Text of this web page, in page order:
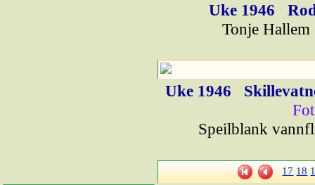
Uke 1946
Tonje
Uke 1946
Speilblank
17 18